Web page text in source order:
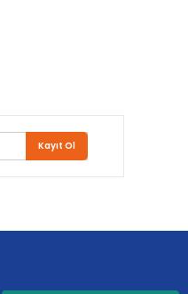
Kayıt Ol